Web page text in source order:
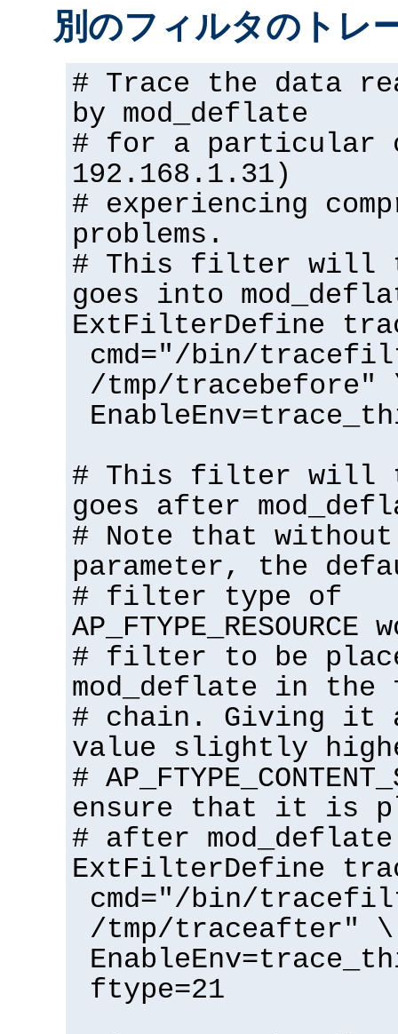
別のフィルタのトレ
# Trace the data
by mod_deflate
# for a particular
192.168.1.31)
# experiencing
problems.
# This filter will
goes into
ExtFilterDefine
cmd="/bin/
/tmp/tracebefore"
# This filter will
goes after
# Note that
parameter, the
# filter type of
# filter to be
mod_deflate in
# chain. Giving it
value slightly
#
ensure that it is
# after
ExtFilterDefine
cmd="/bin/
/tmp/traceafter" \
ftype=21